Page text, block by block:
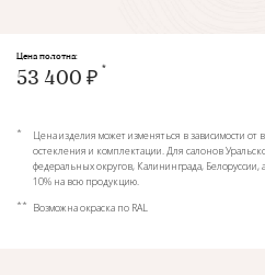
Цена полотна:
53 400 ₽
*
Цена изделия может изменяться в зависимости
остекления и комплектации. Для салонов
федеральных округов, Калининграда, Белоруссии,
10% на всю продукцию.
** Возможна окраска по RAL